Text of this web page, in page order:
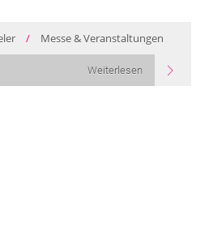
/ Messe & Veranstaltungen
Weiterlesen